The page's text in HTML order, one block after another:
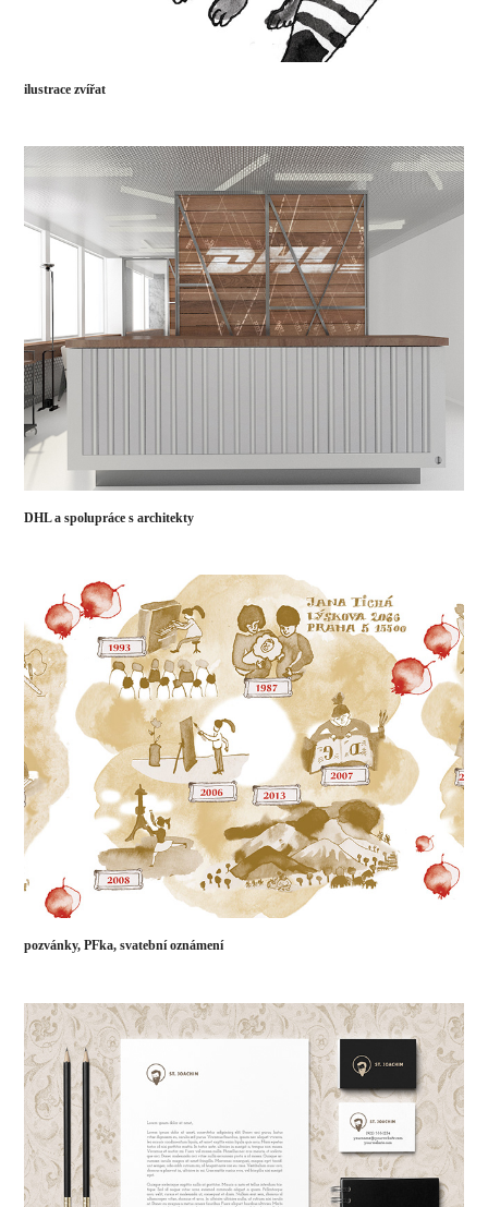
ilustrace zvířat
DHL a spolupráce s architekty
pozvánky, PFka, svatební oznámení